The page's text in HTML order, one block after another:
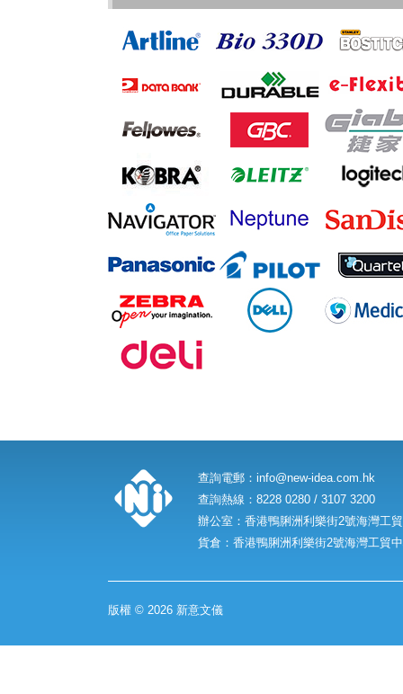
查詢電郵： info@new-idea.com.hk
查詢熱線：8228 0280 / 3107 3200
辦公室：香港鴨脷洲利樂街2號海灣工
貨倉：香港鴨脷洲利樂街2號海灣工貿
版權 © 2026 新意文儀